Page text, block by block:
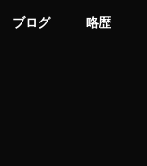
ブログ 略歴